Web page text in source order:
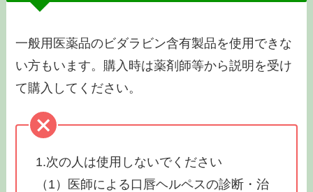
一般用医薬品のビダラビン含有製品を使用できな
い方もいます。購入時は薬剤師等から説明を受け
て購入してください。
1.次の人は使用しないでください
（1）医師による口唇ヘルペスの診断・治